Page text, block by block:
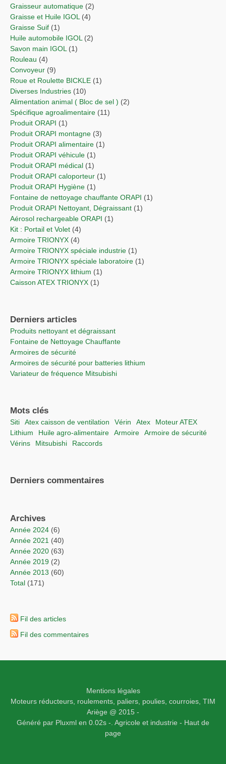
Graisseur automatique (2)
Graisse et Huile IGOL (4)
Graisse Suif (1)
Huile automobile IGOL (2)
Savon main IGOL (1)
Rouleau (4)
Convoyeur (9)
Roue et Roulette BICKLE (1)
Diverses Industries (10)
Alimentation animal ( Bloc de sel ) (2)
Spécifique agroalimentaire (11)
Produit ORAPI (1)
Produit ORAPI montagne (3)
Produit ORAPI alimentaire (1)
Produit ORAPI véhicule (1)
Produit ORAPI médical (1)
Produit ORAPI caloporteur (1)
Produit ORAPI Hygiène (1)
Fontaine de nettoyage chauffante ORAPI (1)
Produit ORAPI Nettoyant, Dégraissant (1)
Aérosol rechargeable ORAPI (1)
Kit : Portail et Volet (4)
Armoire TRIONYX (4)
Armoire TRIONYX spéciale industrie (1)
Armoire TRIONYX spéciale laboratoire (1)
Armoire TRIONYX lithium (1)
Caisson ATEX TRIONYX (1)
Derniers articles
Produits nettoyant et dégraissant
Fontaine de Nettoyage Chauffante
Armoires de sécurité
Armoires de sécurité pour batteries lithium
Variateur de fréquence Mitsubishi
Mots clés
Siti Atex caisson de ventilation vérin Atex
moteur ATEX
lithium
Huile agro-alimentaire Armoire
Armoire de sécurité
vérins
Mitsubishi raccords
Derniers commentaires
Archives
année 2024 (6)
année 2021 (40)
année 2020 (63)
année 2019 (2)
année 2013 (60)
total (171)
Fil des articles
Fil des commentaires
Mentions légales
Moteurs réducteurs, roulements, paliers, poulies, courroies, TIM
Ariège @ 2015 -
Généré par Pluxml en 0.02s -. Agricole et industrie - Haut de
page